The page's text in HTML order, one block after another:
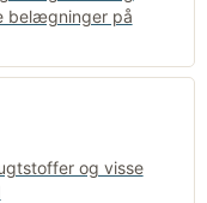
belægninger på
og visse